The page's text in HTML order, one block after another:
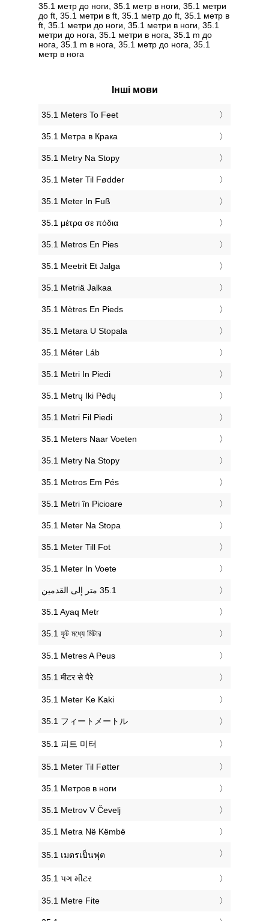
35.1 метр до ноги, 35.1 метр в ноги, 35.1 метри
до ft, 35.1 метри в ft, 35.1 метр до ft, 35.1 метр в
ft, 35.1 метри до ноги, 35.1 метри в ноги, 35.1
метри до нога, 35.1 метри в нога, 35.1 m до
нога, 35.1 m в нога, 35.1 метр до нога, 35.1
метр в нога
Інші мови
‎35.1 Meters To Feet
‎35.1 Метра в Крака
‎35.1 Metry Na Stopy
‎35.1 Meter Til Fødder
‎35.1 Meter In Fuß
‎35.1 μέτρα σε πόδια
‎35.1 Metros En Pies
‎35.1 Meetrit Et Jalga
‎35.1 Metriä Jalkaa
‎35.1 Mètres En Pieds
‎35.1 Metara U Stopala
‎35.1 Méter Láb
‎35.1 Metri In Piedi
‎35.1 Metrų Iki Pėdų
‎35.1 Metri Fil Piedi
‎35.1 Meters Naar Voeten
‎35.1 Metry Na Stopy
‎35.1 Metros Em Pés
‎35.1 Metri în Picioare
‎35.1 Meter Na Stopa
‎35.1 Meter Till Fot
‎35.1 Meter In Voete
‎35.1 Ayaq Metr
‎35.1 ফুট মধ্যে মিটার
‎35.1 Metres A Peus
‎35.1 मीटर से पैरे
‎35.1 Meter Ke Kaki
‎35.1 フィートメートル
‎35.1 피트 미터
‎35.1 Meter Til Føtter
‎35.1 Метров в ноги
‎35.1 Metrov V Čevelj
‎35.1 Metra Në Këmbë
‎35.1 เมตรเป็นฟุต
‎35.1 પગ મીટર
‎35.1 Metre Fite